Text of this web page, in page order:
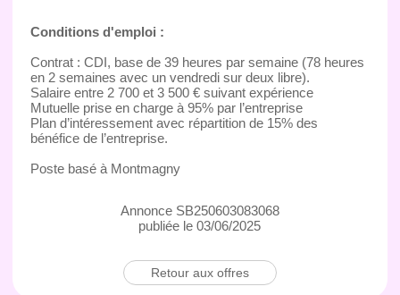
Conditions d'emploi :
Contrat : CDI, base de 39 heures par semaine (78 heures
en 2 semaines avec un vendredi sur deux libre).
Salaire entre 2 700 et 3 500 € suivant expérience
Mutuelle prise en charge à 95% par l’entreprise
Plan d’intéressement avec répartition de 15% des
bénéfice de l’entreprise.
Poste basé à Montmagny
Annonce SB250603083068
publiée le 03/06/2025
Retour aux offres